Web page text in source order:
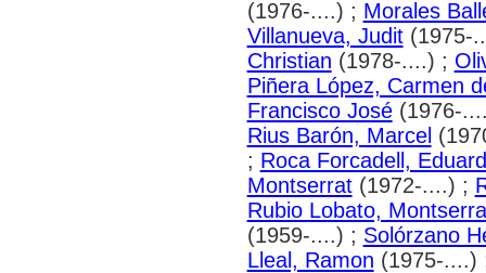
(1976-....) ; Morales
Villanueva, Judit(1975-
Christian (1978-....) ;
Piñera López, Carmen
Francisco José(1976-
Rius Barón, Marcel
; Roca Forcadell, Eduard
Montserrat(1972-....) ;
Rubio Lobato,
(1959-....) ; Solórzano
Lleal, Ramon (1975-